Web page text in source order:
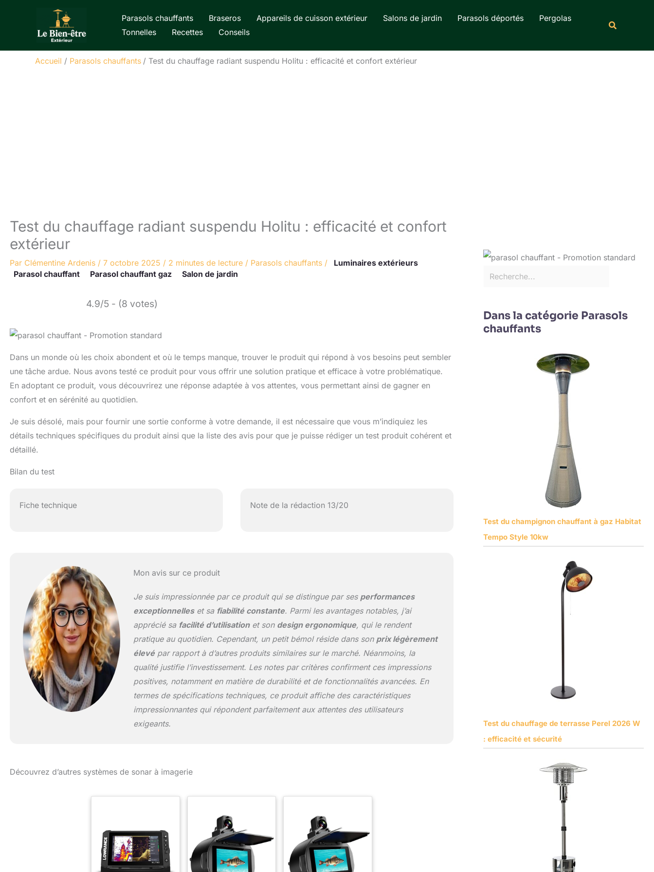
Parasols chauffants Braseros Appareils de cuisson extérieur Salons de jardin Parasols déportés
Pergolas
Tonnelles
Recettes Conseils
Accueil Parasols chauffants Test du chauffage radiant suspendu Holitu : efficacité et confort extérieur
Test du chauffage radiant suspendu Holitu : efficacité et confort
extérieur
Par Clémentine Ardenis / 7 octobre 2025 / 2 minutes de lecture / Parasols chauffants /
Luminaires extérieurs
Parasol chauffant
Parasol chauffant gaz Salon de jardin
4.9/5 - (8 votes)
Dans un monde où les choix abondent et où le temps manque, trouver le produit qui répond à vos besoins peut sembler
une tâche ardue. Nous avons testé ce produit pour vous offrir une solution pratique et efficace à votre problématique.
En adoptant ce produit, vous découvrirez une réponse adaptée à vos attentes, vous permettant ainsi de gagner en
confort et en sérénité au quotidien.
Je suis désolé, mais pour fournir une sortie conforme à votre demande, il est nécessaire que vous m’indiquiez les
détails techniques spécifiques du produit ainsi que la liste des avis pour que je puisse rédiger un test produit cohérent et
détaillé.
Bilan du test
Fiche technique Note de la rédaction 13/20
Mon avis sur ce produit
Je suis impressionnée par ce produit qui se distingue par ses performances
exceptionnelleset sa fiabilité constante. Parmi les avantages notables, j’ai
apprécié sa facilité d’utilisationet son design ergonomique, qui le rendent
pratique au quotidien. Cependant, un petit bémol réside dans son prix légèrement
élevépar rapport à d’autres produits similaires sur le marché. Néanmoins, la
qualité justifie l’investissement. Les notes par critères confirment ces impressions
positives, notamment en matière de durabilité et de fonctionnalités avancées. En
termes de spécifications techniques, ce produit affiche des caractéristiques
impressionnantes qui répondent parfaitement aux attentes des utilisateurs
exigeants.
Découvrez d’autres systèmes de sonar à imagerie
Dans la catégorie Parasols
chauffants
Test du champignon chauffant à gaz Habitat
Tempo Style 10kw
Test du chauffage de terrasse Perel 2026 W
: efficacité et sécurité